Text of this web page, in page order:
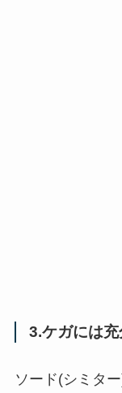
3.ケガには
ソード(シミタ